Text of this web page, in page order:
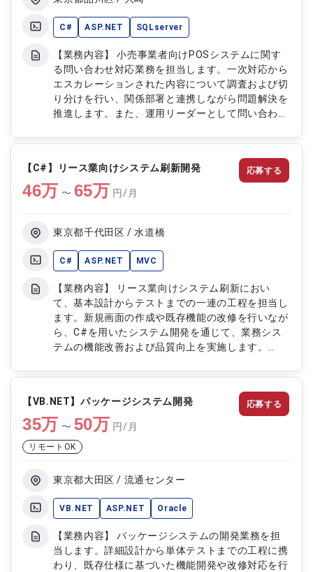
C# ASP.NET SQLserver
【業務内容】 小売事業者向けPOSシステムに関す
る問い合わせ対応業務を担当します。一次対応から
エスカレーションされた内容について調査および切
り分けを行い、関係部署と連携しながら問題解決を
推進します。また、運用リーダーとして問い合わせ
を担い、円滑な運用体制の維持と改善を行います。
システム全体の理解をもとに、不具合の傾向分析や
対応品質の向上にも取り組みます。 【作業内容】
・問い合わせ内容の受付および二次切り分け対応
・エスカレーション案件の調査および対応方針検討
作業指示およびフォロー ・定例会の進行および報
勤怠管理および運用状況の取りまとめ
【C#】リース業向けシステム刷新開発
46万 〜 65万 円/月
東京都千代田区 / 水道橋
C# ASP.NET MVC
【業務内容】 リース業向けシステム刷新におい
て、基本設計からテストまでの一連の工程を担当し
ます。新規画面の作成や既存機能の改修を行いなが
ら、C#を用いたシステム開発を通じて、業務シス
テムの機能改善および品質向上を実施します。
を用いた新規画面開発 ・既存機能の改修対応 ・単
体テストおよび結合テスト実施 ・画面機能の動作
確認および修正対応 ・システム刷新に伴う開発お
よび改善対応
応募する
【VB.NET】パッケージシステム開発
35万 〜 50万 円/月
リモートOK
東京都大田区 / 流通センター
VB.NET ASP.NET Oracle
【業務内容】 パッケージシステムの開発業務を担
当します。詳細設計から単体テストまでの工程に携
わり、既存仕様に基づいた機能開発や改修対応を行
応募する